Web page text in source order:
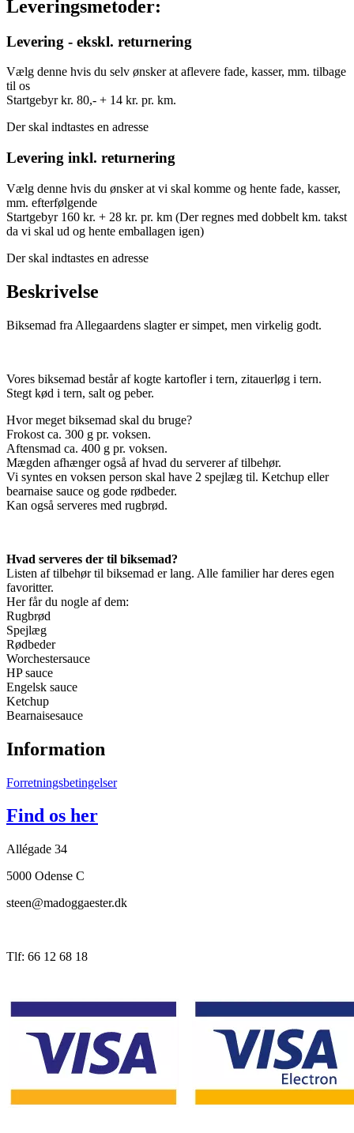
Leveringsmetoder:
Levering - ekskl. returnering
Vælg denne hvis du selv ønsker at aflevere fade, kasser, mm. tilbage
til os
Startgebyr kr. 80,- + 14 kr. pr. km.
Der skal indtastes en adresse
Levering inkl. returnering
Vælg denne hvis du ønsker at vi skal komme og hente fade, kasser,
mm. efterfølgende
Startgebyr 160 kr. + 28 kr. pr. km (Der regnes med dobbelt km. takst
da vi skal ud og hente emballagen igen)
Der skal indtastes en adresse
Beskrivelse
Biksemad fra Allegaardens slagter er simpet, men virkelig godt.
Vores biksemad består af kogte kartofler i tern, zitauerløg i tern.
Stegt kød i tern, salt og peber.
Hvor meget biksemad skal du bruge?
Frokost ca. 300 g pr. voksen.
Aftensmad ca. 400 g pr. voksen.
Mægden afhænger også af hvad du serverer af tilbehør.
Vi syntes en voksen person skal have 2 spejlæg til. Ketchup eller
bearnaise sauce og gode rødbeder.
Kan også serveres med rugbrød.
Hvad serveres der til biksemad?
Listen af tilbehør til biksemad er lang. Alle familier har deres egen
favoritter.
Her får du nogle af dem:
Rugbrød
Spejlæg
Rødbeder
Worchestersauce
HP sauce
Engelsk sauce
Ketchup
Bearnaisesauce
Information
Forretningsbetingelser
Find os her
Allégade 34
5000 Odense C
steen@madoggaester.dk
Tlf: 66 12 68 18